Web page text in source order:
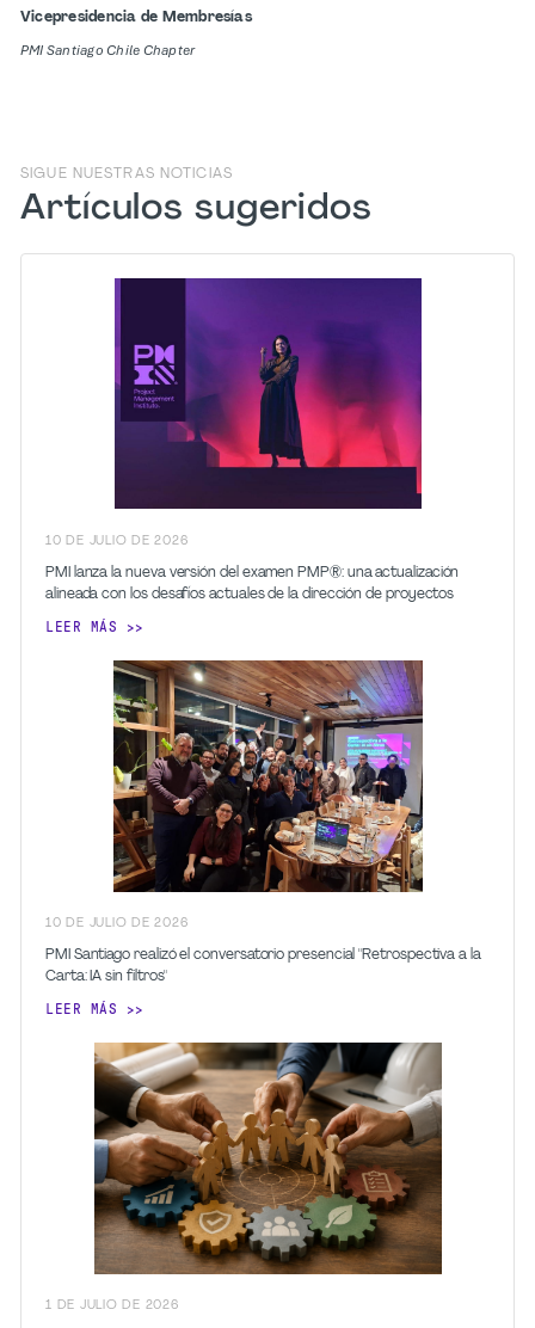
Vicepresidencia de Membresías
PMI Santiago Chile Chapter
SIGUE NUESTRAS NOTICIAS
Artículos sugeridos
10 DE JULIO DE 2026
PMI lanza la nueva versión del examen PMP®: una actualización
alineada con los desafíos actuales de la dirección de proyectos
LEER MÁS
10 DE JULIO DE 2026
PMI Santiago realizó el conversatorio presencial "Retrospectiva a la
Carta: IA sin filtros"
LEER MÁS
1 DE JULIODE 2026